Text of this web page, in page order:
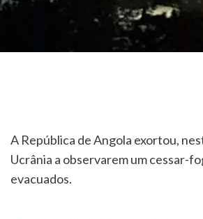
A República de Angola exortou,
Ucrânia a observarem um cessar-
evacuados.